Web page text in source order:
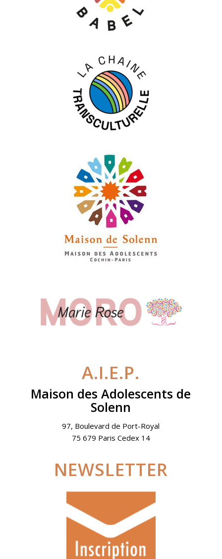
A.I.E.P.
Maison des Adolescents de
Solenn
97, Boulevard de Port-Royal
75 679 Paris Cedex 14
NEWSLETTER